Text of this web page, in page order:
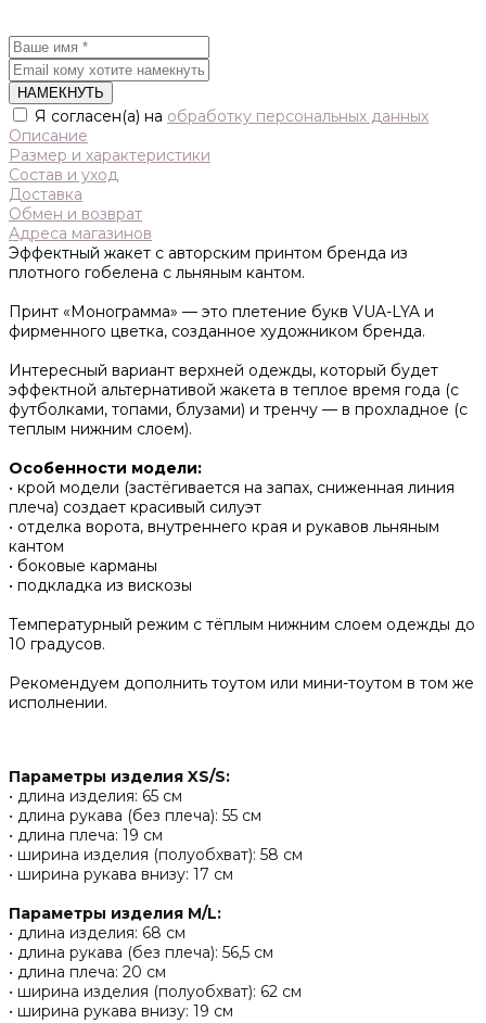
НАМЕКНУТЬ
Я согласен(а) на обработку персональных данных
Описание
Размер и характеристики
Состав и уход
Доставка
Обмен и возврат
Адреса магазинов
Эффектный жакет с авторским принтом бренда из
плотного гобелена с льняным кантом.
Принт «Монограмма» — это плетение букв VUA-LYA и
фирменного цветка, созданное художником бренда.
Интересный вариант верхней одежды, который будет
эффектной альтернативой жакета в теплое время года (с
футболками, топами, блузами) и тренчу — в прохладное (с
теплым нижним слоем).
Особенности модели:
• крой модели (застёгивается на запах, сниженная линия
плеча) создает красивый силуэт
• отделка ворота, внутреннего края и рукавов льняным
кантом
• боковые карманы
• подкладка из вискозы
Температурный режим с тёплым нижним слоем одежды до
10 градусов.
Рекомендуем дополнить тоутом или мини-тоутом в том же
исполнении.
Параметры изделия XS/S:
• длина изделия: 65 см
• длина рукава (без плеча): 55 см
• длина плеча: 19 см
• ширина изделия (полуобхват): 58 см
• ширина рукава внизу: 17 см
Параметры изделия M/L:
• длина изделия: 68 см
• длина рукава (без плеча): 56,5 см
• длина плеча: 20 см
• ширина изделия (полуобхват): 62 см
• ширина рукава внизу: 19 см